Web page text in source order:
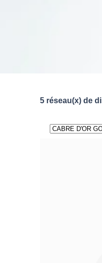
5 réseau(x) de